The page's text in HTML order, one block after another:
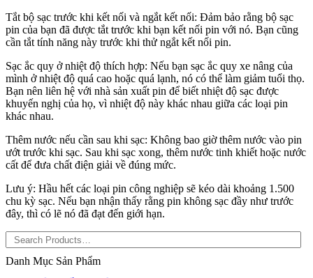
Tắt bộ sạc trước khi kết nối và ngắt kết nối: Đảm bảo rằng bộ sạc
pin của bạn đã được tắt trước khi bạn kết nối pin với nó. Bạn cũng
cần tắt tính năng này trước khi thử ngắt kết nối pin.
Sạc ắc quy ở nhiệt độ thích hợp: Nếu bạn sạc ắc quy xe nâng của
mình ở nhiệt độ quá cao hoặc quá lạnh, nó có thể làm giảm tuổi thọ.
Bạn nên liên hệ với nhà sản xuất pin để biết nhiệt độ sạc được
khuyến nghị của họ, vì nhiệt độ này khác nhau giữa các loại pin
khác nhau.
Thêm nước nếu cần sau khi sạc: Không bao giờ thêm nước vào pin
ướt trước khi sạc. Sau khi sạc xong, thêm nước tinh khiết hoặc nước
cất để đưa chất điện giải về đúng mức.
Lưu ý: Hầu hết các loại pin công nghiệp sẽ kéo dài khoảng 1.500
chu kỳ sạc. Nếu bạn nhận thấy rằng pin không sạc đầy như trước
đây, thì có lẽ nó đã đạt đến giới hạn.
Danh Mục Sản Phẩm